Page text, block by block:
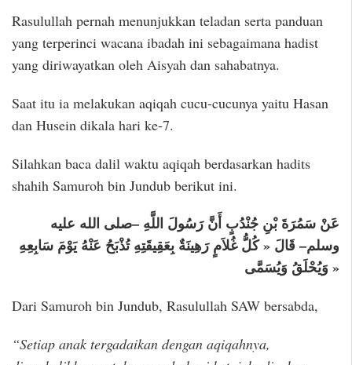
Rasulullah pernah menunjukkan teladan serta panduan
yang terperinci wacana ibadah ini sebagaimana hadist
yang diriwayatkan oleh Aisyah dan sahabatnya.
Saat itu ia melakukan aqiqah cucu-cucunya yaitu Hasan
dan Husein dikala hari ke-7.
Silahkan baca dalil waktu aqiqah berdasarkan hadits
shahih Samuroh bin Jundub berikut ini.
عَنْ سَمُرَةَ بْنِ جُنْدُبٍ أَنَّ رَسُولَ اللَّهِ –صلى الله عليه
وسلم– قَالَ « كُلُّ غُلاَمٍ رَهِينَةٌ بِعَقِيقَتِهِ تُذْبَحُ عَنْهُ يَوْمَ سَابِعِهِ
وَيُحْلَقُ وَيُسَمَّى »
Dari Samuroh bin Jundub, Rasulullah SAW bersabda,
“Setiap anak tergadaikan dengan aqiqahnya,